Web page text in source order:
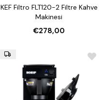
KEF Filtro FLT120-2 Filtre Kahve
Makinesi
€278,00